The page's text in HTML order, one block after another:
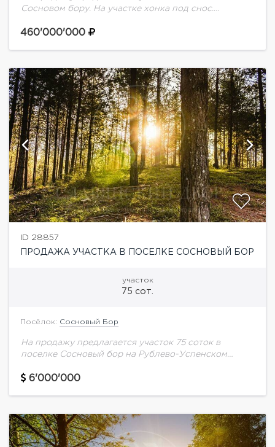
Сосновом бору. На участке хонка под снос.
460'000'000
ID 28857
ПРОДАЖА УЧАСТКА В ПОСЕЛКЕ СОСНОВЫЙ БОР
участок
75 сот.
Посёлок: Сосновый Бор
На продажу предлагается участок 75 соток в
поселке Сосновый бор на Рублево-Успенском
6'000'000